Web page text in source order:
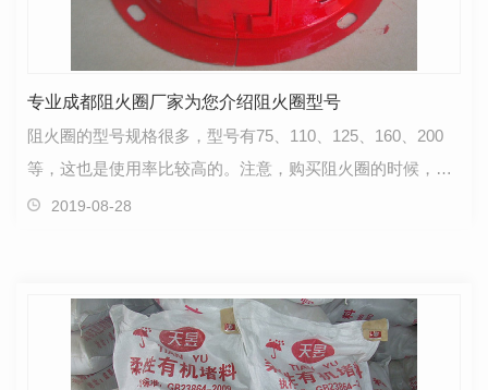
专业成都阻火圈厂家为您介绍阻火圈型号
阻火圈的型号规格很多，型号有75、110、125、160、200
等，这也是使用率比较高的。注意，购买阻火圈的时候，一
定要根据塑料管道的管径的大小买对应规则的阻火圈型号…
2019-08-28